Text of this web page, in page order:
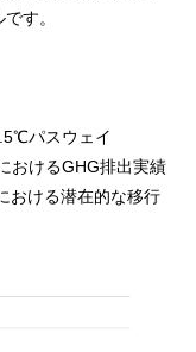
す。
パスウェイ
おけるGHG排出実績
おける潜在的な移行